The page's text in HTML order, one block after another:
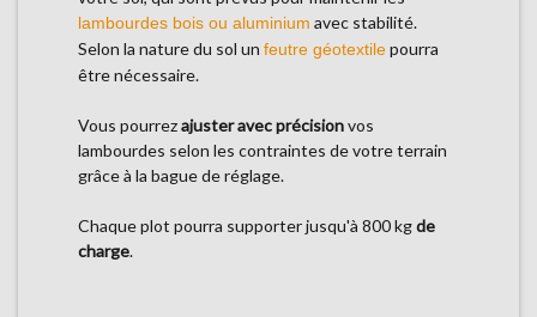
lambourdes bois ou aluminium avec stabilité.
Selon la nature du sol un feutre géotextilepourra
être nécessaire.
Vous pourrezajuster avec précisionvos
lambourdes selon les contraintes de votre terrain
grâce à la bague de réglage.
Chaque plot pourra supporter jusqu'à 800 kgde
charge.